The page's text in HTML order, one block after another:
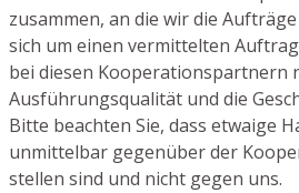
zusammen, an die wir die
sich um einen vermittelten
bei diesen Kooperationspartnern
Ausführungsqualität und die
Bitte beachten Sie, dass etwaige
unmittelbar gegenüber der
stellen sind und nicht gegen uns.